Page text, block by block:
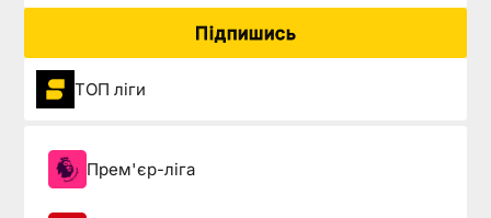
Підпишись
ТОП ліги
Прем'єр-ліга